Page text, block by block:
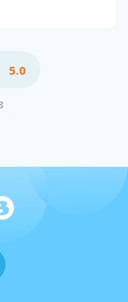
5.0